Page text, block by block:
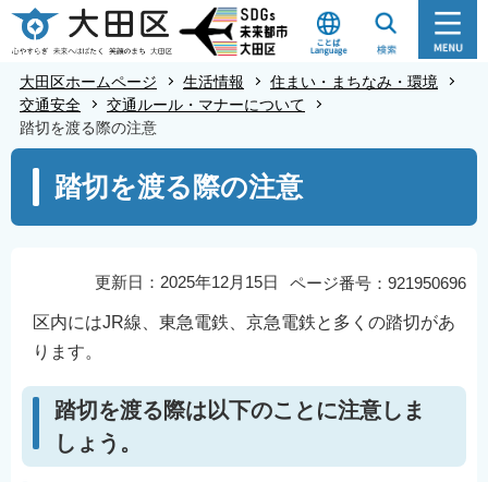
こ
の
の
頭
大田区ホームページ 生活情報
住まい・まちなみ・環境
交通安全
交通ルール・マナーについて
踏切を渡る際の注意
こ
踏切を渡る際の注意
ページ番号：921950696
更新日：2025年12月15日
区内にはJR線、東急電鉄、京急電鉄と多くの踏切があ
ります。
踏切を渡る際は以下のことに注意しま
しょう。